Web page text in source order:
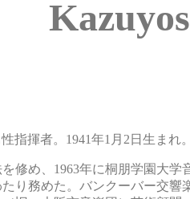
指揮者。1941年1月2日生まれ
修め、1963年に桐朋学園大
り務めた。バンクーバー交